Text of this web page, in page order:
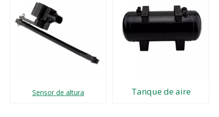
Sensor de altura Tanque de aire